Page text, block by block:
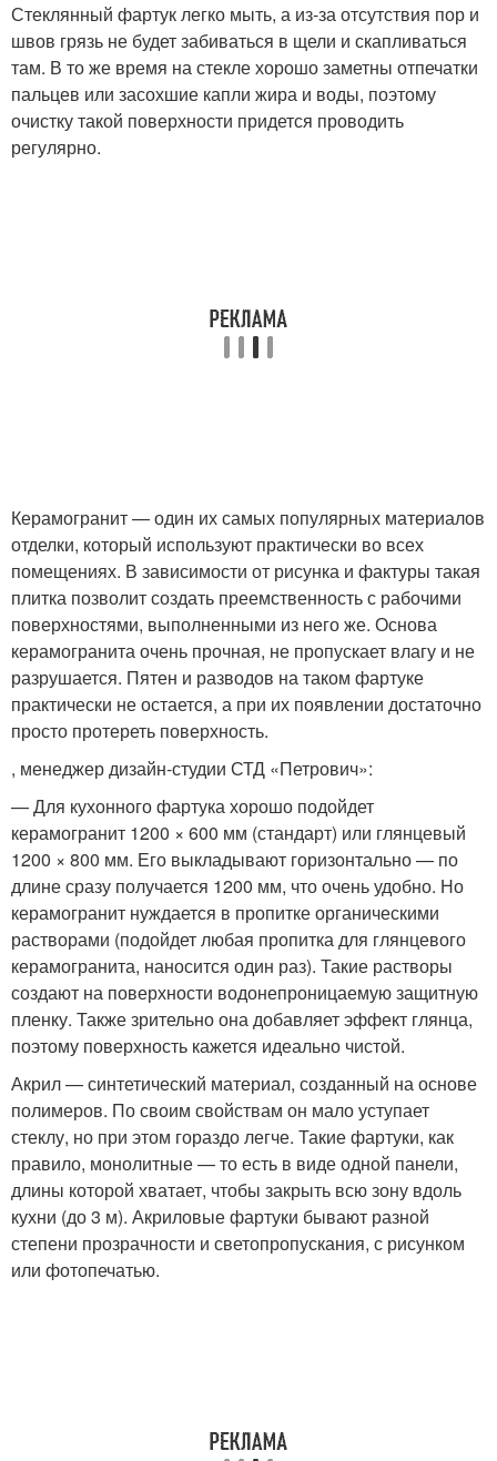
Стеклянный фартук легко мыть, а из-за отсутствия пор и
швов грязь не будет забиваться в щели и скапливаться
там. В то же время на стекле хорошо заметны отпечатки
пальцев или засохшие капли жира и воды, поэтому
очистку такой поверхности придется проводить
регулярно.
Керамогранит — один их самых популярных материалов
отделки, который используют практически во всех
помещениях. В зависимости от рисунка и фактуры такая
плитка позволит создать преемственность с рабочими
поверхностями, выполненными из него же. Основа
керамогранита очень прочная, не пропускает влагу и не
разрушается. Пятен и разводов на таком фартуке
практически не остается, а при их появлении достаточно
просто протереть поверхность.
, менеджер дизайн-студии СТД «Петрович»:
— Для кухонного фартука хорошо подойдет
керамогранит 1200 × 600 мм (стандарт) или глянцевый
1200 × 800 мм. Его выкладывают горизонтально — по
длине сразу получается 1200 мм, что очень удобно. Но
керамогранит нуждается в пропитке органическими
растворами (подойдет любая пропитка для глянцевого
керамогранита, наносится один раз). Такие растворы
создают на поверхности водонепроницаемую защитную
пленку. Также зрительно она добавляет эффект глянца,
поэтому поверхность кажется идеально чистой.
Акрил — синтетический материал, созданный на основе
полимеров. По своим свойствам он мало уступает
стеклу, но при этом гораздо легче. Такие фартуки, как
правило, монолитные — то есть в виде одной панели,
длины которой хватает, чтобы закрыть всю зону вдоль
кухни (до 3 м). Акриловые фартуки бывают разной
степени прозрачности и светопропускания, с рисунком
или фотопечатью.